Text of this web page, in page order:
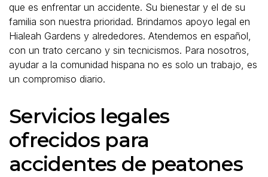
que es enfrentar un accidente. Su bienestar y el de su
familia son nuestra prioridad. Brindamos apoyo legal en
Hialeah Gardens y alrededores. Atendemos en español,
con un trato cercano y sin tecnicismos. Para nosotros,
ayudar a la comunidad hispana no es solo un trabajo, es
un compromiso diario.
Servicios legales
ofrecidos para
accidentes de peatones